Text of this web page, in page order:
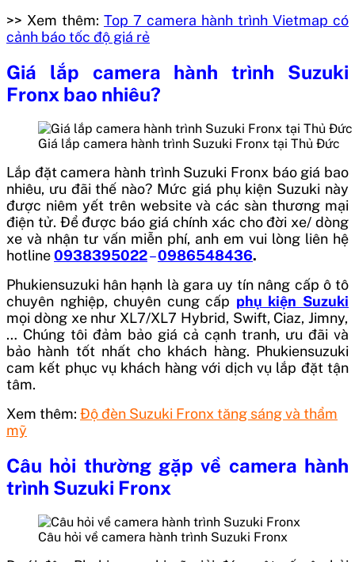
>> Xem thêm: Top 7 camera hành trình Vietmap có
cảnh báo tốc độ giá rẻ
Giá lắp camera hành trình Suzuki
Fronx bao nhiêu?
Giá lắp camera hành trình Suzuki Fronx tại Thủ Đức
Lắp đặt camera hành trình Suzuki Fronx báo giá bao
nhiêu, ưu đãi thế nào? Mức giá phụ kiện Suzuki này
được niêm yết trên website và các sàn thương mại
điện tử. Để được báo giá chính xác cho đời xe/ dòng
xe và nhận tư vấn miễn phí, anh em vui lòng liên hệ
hotline0938395022–0986548436.
Phukiensuzuki hân hạnh là gara uy tín nâng cấp ô tô
chuyên nghiệp, chuyên cung cấp phụ kiện Suzuki
mọi dòng xe như XL7/XL7 Hybrid, Swift, Ciaz, Jimny,
… Chúng tôi đảm bảo giá cả cạnh tranh, ưu đãi và
bảo hành tốt nhất cho khách hàng. Phukiensuzuki
cam kết phục vụ khách hàng với dịch vụ lắp đặt tận
tâm.
Xem thêm: Độ đèn Suzuki Fronx tăng sáng và thẩm
mỹ
Câu hỏi thường gặp về camera hành
trình Suzuki Fronx
Câu hỏi về camera hành trình Suzuki Fronx